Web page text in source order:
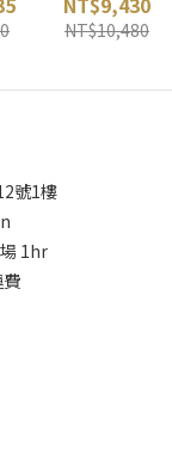
GREGORY 美
NT$10,480
號1樓
1hr